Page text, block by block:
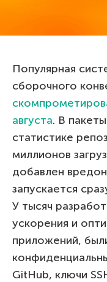
Популярная
сборочного
августа. В
статистике
миллионов
добавлен
запускается
У тысяч
ускорения и
приложений,
GitHub, ключи